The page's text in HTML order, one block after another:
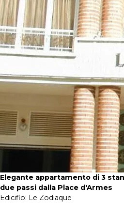
Elegante appartamento di 3
due passi dalla Place d'Armes
Edicifio: Le Zodiaque